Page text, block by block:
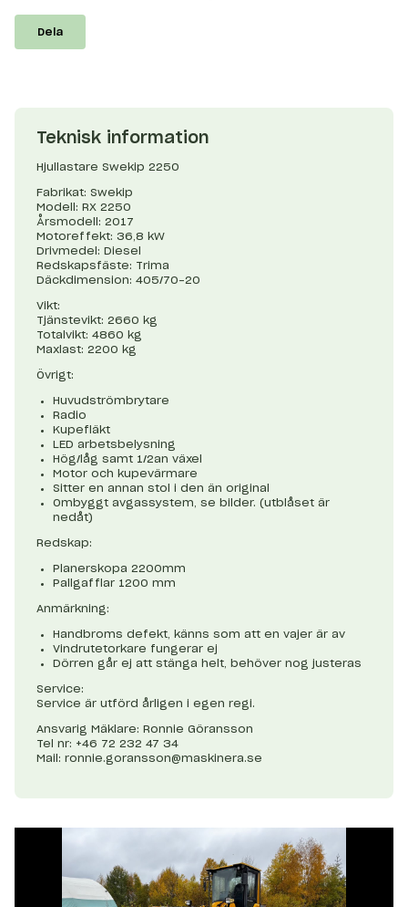
Dela
Teknisk information
Hjullastare Swekip 2250
Fabrikat: Swekip
Modell: RX 2250
Årsmodell: 2017
Motoreffekt: 36,8 kW
Drivmedel: Diesel
Redskapsfäste: Trima
Däckdimension: 405/70-20
Vikt:
Tjänstevikt: 2660 kg
Totalvikt: 4860 kg
Maxlast: 2200 kg
Övrigt:
Huvudströmbrytare
Radio
Kupefläkt
LED arbetsbelysning
Hög/låg samt 1/2an växel
Motor och kupevärmare
Sitter en annan stol i den än original
Ombyggt avgassystem, se bilder. (utblåset är
nedåt)
Redskap:
Planerskopa 2200mm
Pallgafflar 1200 mm
Anmärkning:
Handbroms defekt, känns som att en vajer är av
Vindrutetorkare fungerar ej
Dörren går ej att stänga helt, behöver nog justeras
Service:
Service är utförd årligen i egen regi.
Ansvarig Mäklare: Ronnie Göransson
Tel nr: +46 72 232 47 34
Mail: ronnie.goransson@maskinera.se